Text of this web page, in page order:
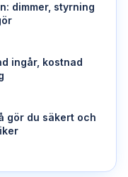
dimmer, styrning
ingår, kostnad
gör du säkert och